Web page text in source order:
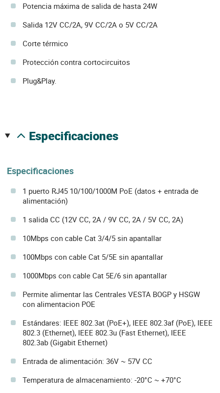
Potencia máxima de salida de hasta 24W
Salida 12V CC/2A, 9V CC/2A o 5V CC/2A
Corte térmico
Protección contra cortocircuitos
Plug&Play.
especificaciones
Especificaciones
1 puerto RJ45 10/100/1000M PoE (datos + entrada de
alimentación)
1 salida CC (12V CC, 2A / 9V CC, 2A / 5V CC, 2A)
10Mbps con cable Cat 3/4/5 sin apantallar
100Mbps con cable Cat 5/5E sin apantallar
1000Mbps con cable Cat 5E/6 sin apantallar
Permite alimentar las Centrales VESTA BOGP y HSGW
con alimentacion POE
Estándares: IEEE 802.3at (PoE+), IEEE 802.3af (PoE), IEEE
802.3 (Ethernet), IEEE 802.3u (Fast Ethernet), IEEE
802.3ab (Gigabit Ethernet)
Entrada de alimentación: 36V ~ 57V CC
Temperatura de almacenamiento: -20°C ~ +70°C